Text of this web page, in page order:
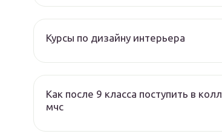
Курсы по дизайну интерьера
Как после 9 класса поступить в
мчс